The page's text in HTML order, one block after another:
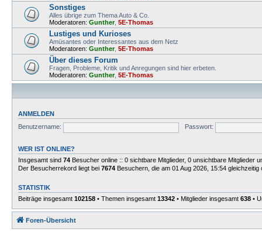
Sonstiges
Alles übrige zum Thema Auto & Co.
Moderatoren: Gunther, 5E-Thomas
Lustiges und Kurioses
Amüsantes oder Interessantes aus dem Netz
Moderatoren: Gunther, 5E-Thomas
Über dieses Forum
Fragen, Probleme, Kritik und Anregungen sind hier erbeten.
Moderatoren: Gunther, 5E-Thomas
ANMELDEN
Benutzername:
Passwort:
WER IST ONLINE?
Insgesamt sind 74 Besucher online :: 0 sichtbare Mitglieder, 0 unsichtbare Mitglieder
Der Besucherrekord liegt bei 7674 Besuchern, die am 01 Aug 2026, 15:54 gleichzeitig
STATISTIK
Beiträge insgesamt 102158 • Themen insgesamt 13342 • Mitglieder insgesamt 638 •
Foren-Übersicht